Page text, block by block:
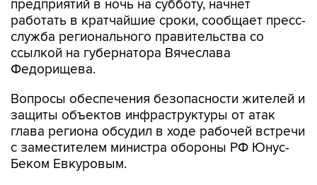
предприятий в ночь на субботу, начнет
работать в кратчайшие сроки, сообщает пресс-
служба регионального правительства со
ссылкой на губернатора Вячеслава
Федорищева.
Вопросы обеспечения безопасности жителей и
защиты объектов инфраструктуры от атак
глава региона обсудил в ходе рабочей встречи
с заместителем министра обороны РФ Юнус-
Беком Евкуровым.